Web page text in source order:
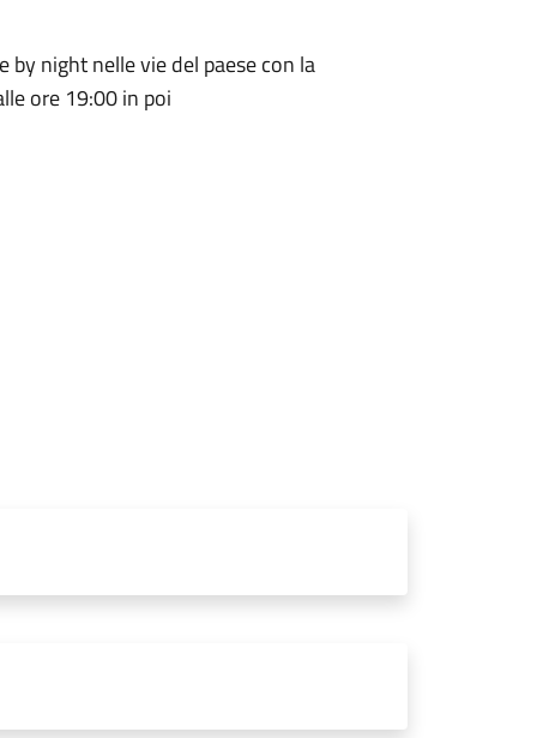
by night nelle vie del paese con la
ore 19:00 in poi